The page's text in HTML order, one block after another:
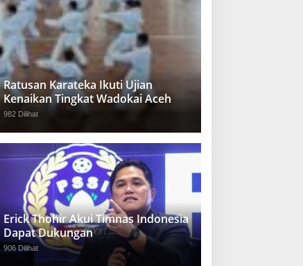
Ratusan Karateka Ikuti Ujian
Kenaikan Tingkat Wadokai Aceh
982 Dilihat
Erick Thohir Akui Timnas Indonesia
Dapat Dukungan
906 Dilihat